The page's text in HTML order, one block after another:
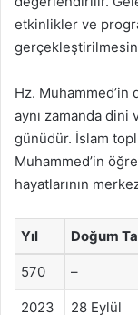
etkinlikler ve
Hz.
aynı zamanda dini
günüdür. İslam
Muhammed’in
hayatlarının
Yıl Doğum
570 –
2023 28 Eylül